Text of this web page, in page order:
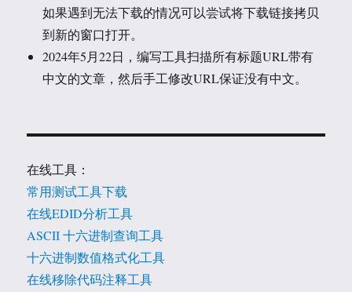
如果遇到无法下载的情况可以尝试将下载链接拷贝
到新的窗口打开。
2024年5月22日，编写工具扫描所有标题URL带有
中文的文章，然后手工修改URL保证没有中文。
在线工具：
常用测试工具下载
在线EDID分析工具
ASCII 十六进制查询工具
十六进制数值格式化工具
在线移除代码注释工具